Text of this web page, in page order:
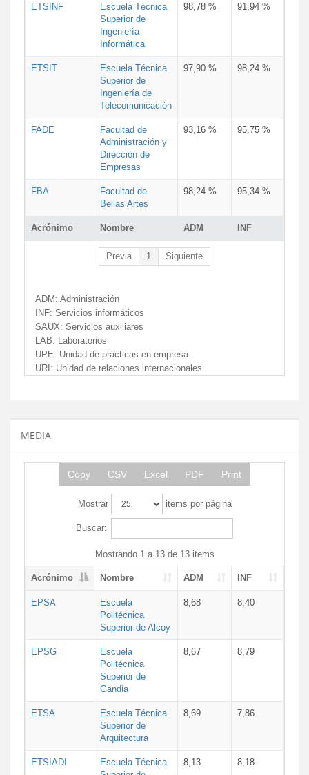
Acrónimo Nombre ADM INF
ETSINF
Escuela Técnica
Superior de
Ingeniería
Informática
98,78 % 91,94 %
ETSIT
Escuela Técnica
Superior de
Ingeniería de
Telecomunicación
97,90 % 98,24 %
FADE
Facultad de
Administración y
Dirección de
Empresas
93,16 % 95,75 %
FBA
Facultad de
Bellas Artes
98,24 % 95,34 %
Previa 1 Siguiente
ADM: Administración
INF: Servicios informáticos
SAUX: Servicios auxiliares
LAB: Laboratorios
UPE: Unidad de prácticas en empresa
URI: Unidad de relaciones internacionales
MEDIA
Copy CSV Excel PDF Print
Mostrar items por página
Buscar:
Mostrando 1 a 13 de 13 items
Acrónimo Nombre ADM INF
EPSA
Escuela
Politécnica
Superior de Alcoy
8,68 8,40
EPSG
Escuela
Politécnica
Superior de
Gandia
8,67 8,79
ETSA
Escuela Técnica
Superior de
Arquitectura
8,69 7,86
ETSIADI
Escuela Técnica
8,13 8,18